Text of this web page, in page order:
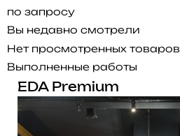
по запросу
Вы недавно смотрели
Нет просмотренных товаров
Выполненные работы
EDA Premium